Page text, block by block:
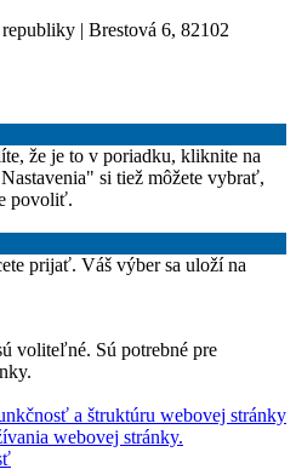
| Brestová 6, 82102
že je to v poriadku, kliknite na
si tiež môžete vybrať,
povoliť.
prijať. Váš výber sa uloží na
voliteľné. Sú potrebné pre
a štruktúru webovej stránky
webovej stránky.